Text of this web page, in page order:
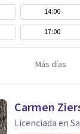
14:00
17:00
Más días
Carmen
Licenciada en